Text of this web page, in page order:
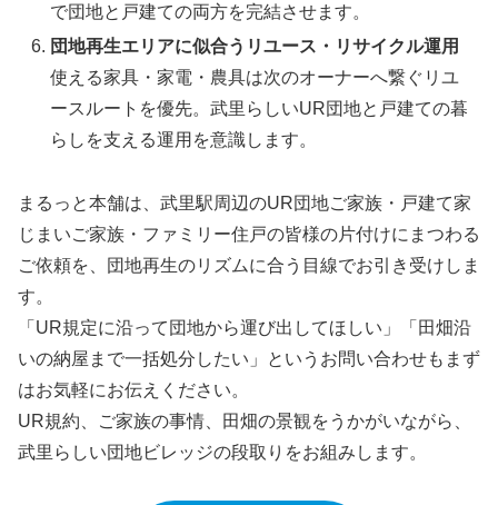
で団地と戸建ての両方を完結させます。
団地再生エリアに似合うリユース・リサイクル運用
使える家具・家電・農具は次のオーナーへ繋ぐリユ
ースルートを優先。武里らしいUR団地と戸建ての暮
らしを支える運用を意識します。
まるっと本舗は、武里駅周辺のUR団地ご家族・戸建て家
じまいご家族・ファミリー住戸の皆様の片付けにまつわる
ご依頼を、団地再生のリズムに合う目線でお引き受けしま
す。
「UR規定に沿って団地から運び出してほしい」「田畑沿
いの納屋まで一括処分したい」というお問い合わせもまず
はお気軽にお伝えください。
UR規約、ご家族の事情、田畑の景観をうかがいながら、
武里らしい団地ビレッジの段取りをお組みします。